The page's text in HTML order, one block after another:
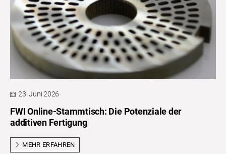
23. Juni 2026
FWI Online-Stammtisch: Die Potenziale der
additiven Fertigung
MEHR ERFAHREN